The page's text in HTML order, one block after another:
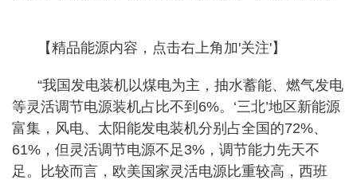
【精品能源内容，点击右上角加'关注'】
“我国发电装机以煤电为主，抽水蓄能、燃气发电
等灵活调节电源装机占比不到6%。‘三北’地区新能源
富集，风电、太阳能发电装机分别占全国的72%、
61%，但灵活调节电源不足3%，调节能力先天不
足。比较而言，欧美国家灵活电源比重较高，西班